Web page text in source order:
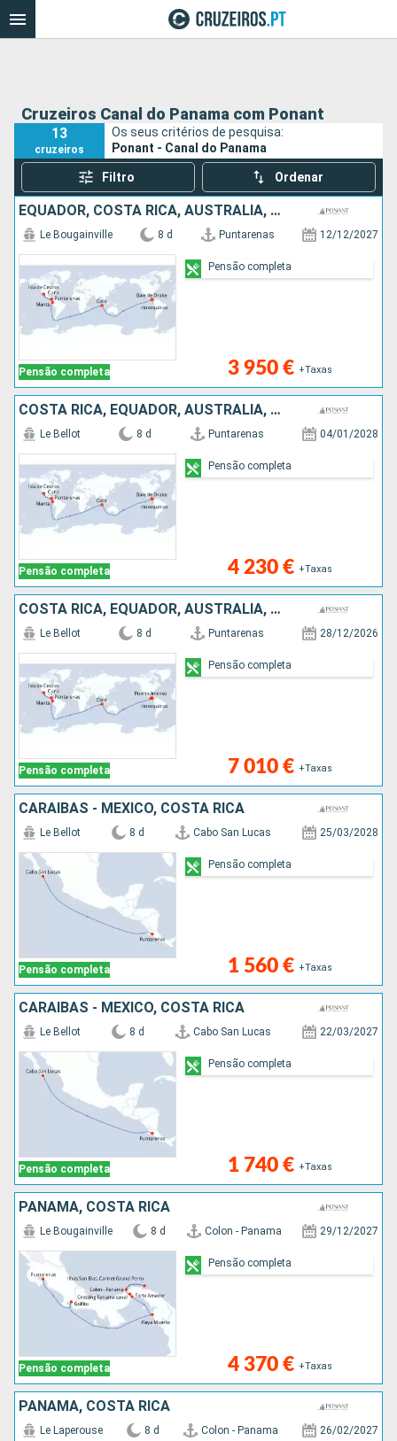
Cruzeiros Canal do Panama com Ponant
13
cruzeiros
Os seus critérios de pesquisa:
Ponant - Canal do Panama
Filtro Ordenar
EQUADOR, COSTA RICA, AUSTRALIA, CARAIBAS - MEXICO
Pensão completa
Le Bougainville 8 d Puntarenas 12/12/2027
3 950 € +Taxas
Pensão completa
COSTA RICA, EQUADOR, AUSTRALIA, CARAIBAS - MEXICO
Pensão completa
Le Bellot 8 d Puntarenas 04/01/2028
4 230 € +Taxas
Pensão completa
COSTA RICA, EQUADOR, AUSTRALIA, CARAIBAS - MEXICO
Pensão completa
Le Bellot 8 d Puntarenas 28/12/2026
7 010 € +Taxas
Pensão completa
CARAIBAS - MEXICO, COSTA RICA
Pensão completa
Le Bellot 8 d Cabo San Lucas 25/03/2028
1 560 € +Taxas
Pensão completa
CARAIBAS - MEXICO, COSTA RICA
Pensão completa
Le Bellot 8 d Cabo San Lucas 22/03/2027
1 740 € +Taxas
Pensão completa
PANAMA, COSTA RICA
Pensão completa
Le Bougainville 8 d Colon - Panama 29/12/2027
4 370 € +Taxas
Pensão completa
PANAMA, COSTA RICA
Le Laperouse 8 d Colon - Panama 26/02/2027